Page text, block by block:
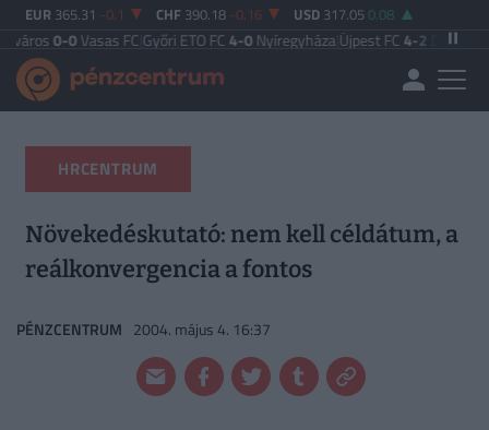
EUR 365.31 -0.1 CHF 390.18 -0.16 USD 317.05 0.08
Vasas FC|Győri ETO FC4-0 Nyíregyháza|Újpest FC4-2Debreceni VSC|
HRCENTRUM
Növekedéskutató: nem kell céldátum, a
reálkonvergencia a fontos
PÉNZCENTRUM 2004. május 4. 16:37